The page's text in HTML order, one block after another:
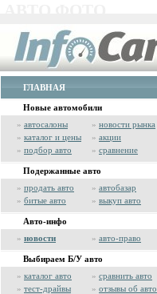
ГЛАВНАЯ
Новые автомобили
» автосалоны » новости рынка
» каталог и цены » акции
» подбор авто » сравнение
Подержанные авто
» продать авто » автобазар
» битые авто » выкуп авто
Авто-инфо
» новости » авто-право
Выбираем Б/У авто
» каталог авто » сравнить авто
» тест-драйвы » отзывы об авто